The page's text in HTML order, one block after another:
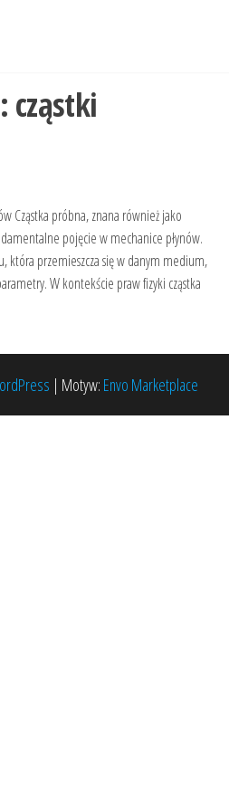
cząstki
Cząstka próbna, znana również jako
pojęcie w mechanice płynów.
która przemieszcza się w danym medium,
W kontekście praw fizyki cząstka
| Motyw: Envo Marketplace